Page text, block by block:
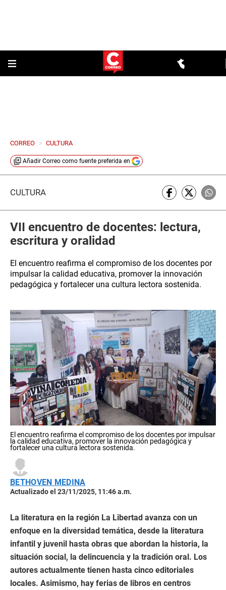
CORREO > CULTURA
Añadir Correo como fuente preferida en
CULTURA
VII encuentro de docentes: lectura,
escritura y oralidad
El encuentro reafirma el compromiso de los docentes por
impulsar la calidad educativa, promover la innovación
pedagógica y fortalecer una cultura lectora sostenida.
El encuentro reafirma el compromiso de los docentes por impulsar
la calidad educativa, promover la innovación pedagógica y
fortalecer una cultura lectora sostenida.
BETHOVEN MEDINA
Actualizado el 23/11/2025, 11:46 a.m.
La literatura en la región La Libertad avanza con un
enfoque en la diversidad temática, desde la literatura
infantil y juvenil hasta obras que abordan la historia, la
situación social, la delincuencia y la tradición oral. Los
autores actualmente tienen hasta cinco editoriales
locales. Asimismo, hay ferias de libros en centros